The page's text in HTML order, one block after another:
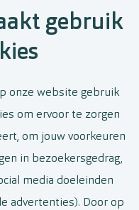
gebruik
onze website gebruik
om ervoor te zorgen
om jouw voorkeuren
in bezoekersgedrag,
media doeleinden
advertenties). Door op
wij houden
nieuwe en